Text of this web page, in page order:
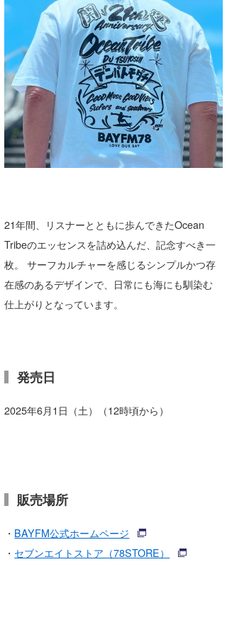
21年間、リスナーとともに歩んできたOcean
Tribeのエッセンスを詰め込んだ、記念すべき一
枚。 サーフカルチャーを感じるシンプルかつ存
在感のあるデザインで、日常にも海にも馴染む
仕上がりとなっています。
発売日
2025年6月1日（土）（12時頃から）
販売場所
・ BAYFM公式ホームページ
・ セブンエイトストア（78STORE）
たっちー
ハンマー
まっきー
三輪予報士
小川予報士
上田純子
唐澤予報士
SancheZ
米山予報士